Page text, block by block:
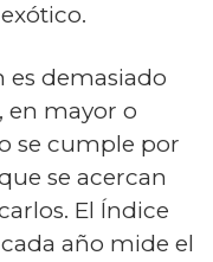
es demasiado
en mayor o
se cumple por
se acercan
El Índice
año mide el